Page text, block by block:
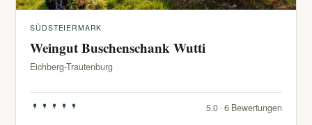
SÜDSTEIERMARK
Weingut Buschenschank Wutti
Eichberg-Trautenburg
5.0 · 6 Bewertungen